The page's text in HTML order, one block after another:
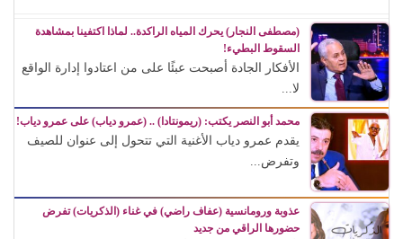
(مصطفى النجار) يحرك المياه الراكدة.. لماذا اكتفينا بمشاهدة
السقوط البطيء!
الأفكار الجادة أصبحت عبئًا على من اعتادوا إدارة الواقع
لا...
محمد أبو النصر يكتب: (ريمونتادا) .. (عمرو دياب) على عمرو دياب!
يقدم عمرو دياب الأغنية التي تتحول إلى عنوان للصيف
وتفرض...
عذوبة ورومانسية (عفاف راضي) في غناء (الذكريات) تفرض
حضورها الراقي من جديد